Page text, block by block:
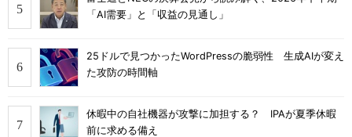
「AI需要」と「収益の見通し」
25ドルで見つかったWordPressの脆弱性 生成AIが変え
た攻防の時間軸
休暇中の自社機器が攻撃に加担する？ IPAが夏季休暇
前に求める備え